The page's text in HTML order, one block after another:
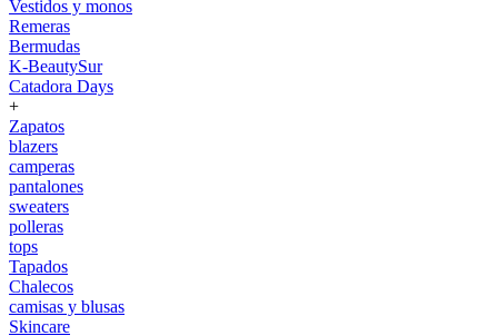
Vestidos y monos
Remeras
Bermudas
K-BeautySur
Catadora Days
+
Zapatos
blazers
camperas
pantalones
sweaters
polleras
tops
Tapados
Chalecos
camisas y blusas
Skincare